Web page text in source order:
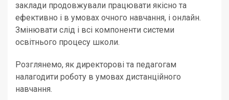
заклади продовжували працювати якісно та
ефективно і в умовах очного навчання, і онлайн.
Змінювати слід і всі компоненти системи
освітнього процесу школи.
Розглянемо, як директорові та педагогам
налагодити роботу в умовах дистанційного
навчання.